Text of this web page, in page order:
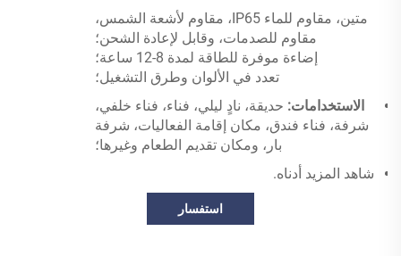
متين، مقاوم للماء IP65، مقاوم لأشعة الشمس،
مقاوم للصدمات، وقابل لإعادة الشحن؛
إضاءة موفرة للطاقة لمدة 8-12 ساعة؛
تعدد في الألوان وطرق التشغيل؛
الاستخدامات: حديقة، نادٍ ليلي، فناء، فناء خلفي،
شرفة، فناء فندق، مكان إقامة الفعاليات، شرفة
بار، ومكان تقديم الطعام وغيرها؛
شاهد المزيد أدناه.
استفسار